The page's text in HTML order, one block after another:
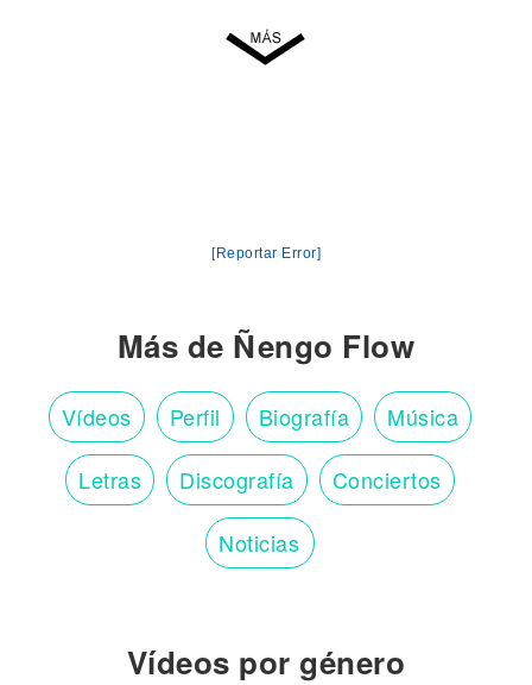
[Reportar Error]
Más de Ñengo Flow
Vídeos Perfil Biografía Música
Letras Discografía Conciertos
Noticias
Vídeos por género